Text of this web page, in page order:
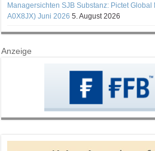
Managersichten SJB Substanz: Pictet
A0X8JX) Juni 2026 5. August 2026
Anzeige